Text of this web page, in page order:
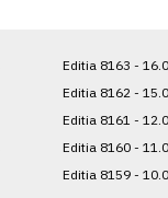
Editia 8163 -
Editia 8162 -
Editia 8161 -
Editia 8160 -
Editia 8159 -